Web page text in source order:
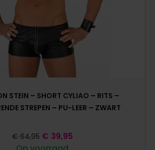
STEIN – SHORT CYLIAO – RITS –
STREPEN – PU-LEER – ZWART
€ 64,95 € 39,95